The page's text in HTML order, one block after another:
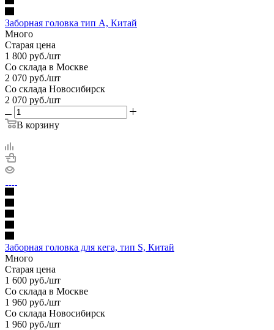
Заборная головка тип А, Китай
Много
Старая цена
1 800 руб./шт
Со склада в Москве
2 070 руб./шт
Со склада Новосибирск
2 070 руб./шт
В корзину
Заборная головка для кега, тип S, Китай
Много
Старая цена
1 600 руб./шт
Со склада в Москве
1 960 руб./шт
Со склада Новосибирск
1 960 руб./шт